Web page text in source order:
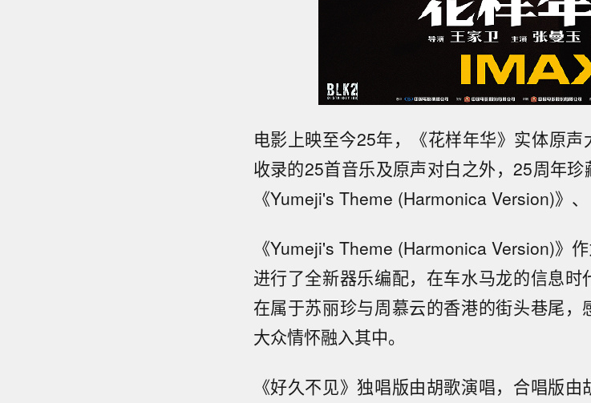
电影上映至今25年，《花样年华》实体原
收录的25首音乐及原声对白之外，25周年珍
《Yumeji's Theme (Harmonica Version)》
《Yumeji's Theme (Harmonica Version)》
进行了全新器乐编配，在车水马龙的信息
在属于苏丽珍与周慕云的香港的街头巷尾
大众情怀融入其中。
《好久不见》独唱版由胡歌演唱，合唱版